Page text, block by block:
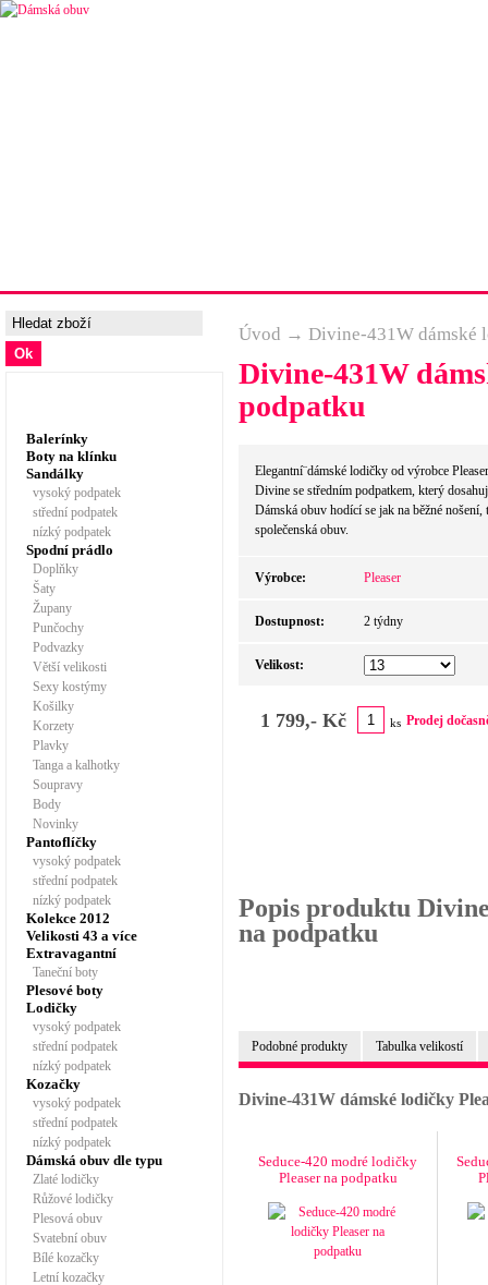
Balerínky
Boty na klínku
Sandálky
vysoký podpatek
střední podpatek
nízký podpatek
Spodní prádlo
Doplňky
Šaty
Župany
Punčochy
Podvazky
Větší velikosti
Sexy kostýmy
Košilky
Korzety
Plavky
Tanga a kalhotky
Soupravy
Body
Novinky
Pantoflíčky
vysoký podpatek
střední podpatek
nízký podpatek
Kolekce 2012
Velikosti 43 a více
Extravagantní
Taneční boty
Plesové boty
Lodičky
vysoký podpatek
střední podpatek
nízký podpatek
Kozačky
vysoký podpatek
střední podpatek
nízký podpatek
Dámská obuv dle typu
Zlaté lodičky
Růžové lodičky
Plesová obuv
Svatební obuv
Bílé kozačky
Letní kozačky
Úvod → Divine-431W dámské
Divine-431W
podpatku
Elegantní¨dámské lodičky od výrobce
Divine se středním podpatkem, který
Dámská obuv hodící se jak na běžné nošení,
společenská obuv.
Výrobce: Pleaser
Dostupnost: 2 týdny
Velikost:
1 799,- Kč ks Prodej
Popis produktu
na podpatku
Podobné produkty Tabulka velikostí
Divine-431W dámské lodičky
Seduce-420 modré lodičky
Pleaser na podpatku